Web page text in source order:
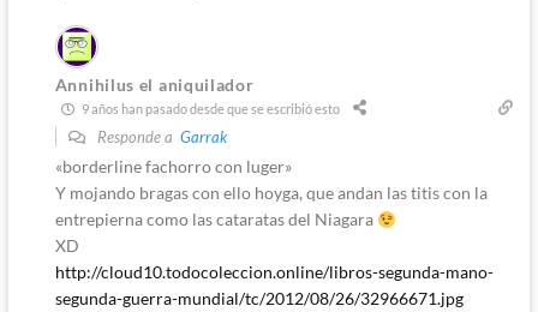
Annihilus el aniquilador
9 años han pasado desde que se escribió esto
Responde a Garrak
«borderline fachorro con luger»
Y mojando bragas con ello hoyga, que andan las titis con la
entrepierna como las cataratas del Niagara
XD
http://cloud10.todocoleccion.online/libros-segunda-mano-
segunda-guerra-mundial/tc/2012/08/26/32966671.jpg